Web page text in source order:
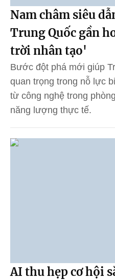
Nam châm siêu
Trung Quốc gần
trời nhân tạo'
Bước đột phá mới giúp
quan trọng trong nỗ lực
từ công nghệ trong
năng lượng thực tế.
AI thu hẹp cơ hội